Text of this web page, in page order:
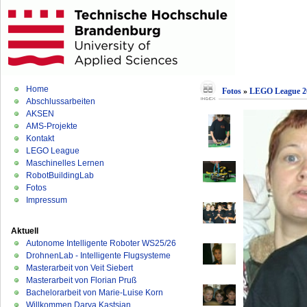
Home
Abschlussarbeiten
AKSEN
AMS-Projekte
Kontakt
LEGO League
Maschinelles Lernen
RobotBuildingLab
Fotos
Impressum
Aktuell
Autonome Intelligente Roboter WS25/26
DrohnenLab - Intelligente Flugsysteme
Masterarbeit von Veit Siebert
Masterarbeit von Florian Pruß
Bachelorarbeit von Marie-Luise Korn
Willkommen Darya Kastsian
Fotos »LEGO League